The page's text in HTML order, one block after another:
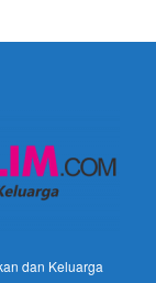
dan Keluarga